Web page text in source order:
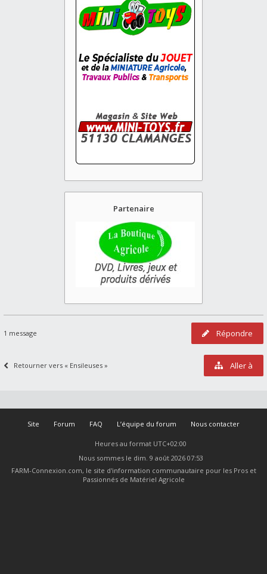
Partenaire
1 message Répondre
Retourner vers « Ensileuses » Aller à
Site Forum FAQ L’équipe du forum Nous contacter
Heures au format UTC+02:00
Nous sommes le dim. 9 août 2026 07:53
FARM-Connexion.com, le site d'information communautaire pour les Pros et
Passionnés de Matériel Agricole